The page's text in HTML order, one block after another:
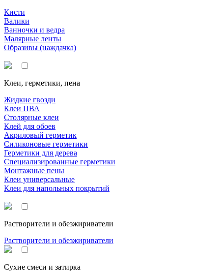
Кисти
Валики
Ванночки и ведра
Малярные ленты
Образивы (наждачка)
Клеи, герметики, пена
Жидкие гвозди
Клеи ПВА
Столярные клеи
Клей для обоев
Акриловый герметик
Силиконовые герметики
Герметики для дерева
Специализированные герметики
Монтажные пены
Клеи универсальные
Клеи для напольных покрытий
Растворители и обезжириватели
Растворители и обезжириватели
Сухие смеси и затирка